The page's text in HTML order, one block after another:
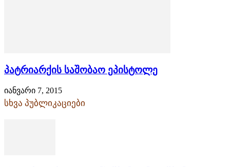
პატრიარქის საშობაო ეპისტოლე
იანვარი 7, 2015
სხვა პუბლიკაციები